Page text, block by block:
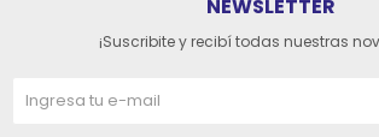
NEWSLETTER
¡Suscribite y recibí todas nuestras